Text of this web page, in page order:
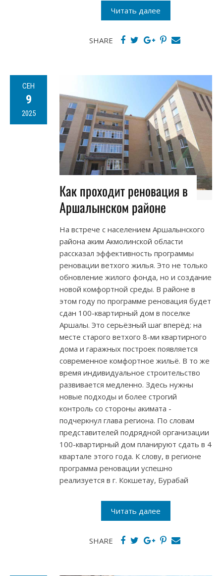
Читать далее
SHARE
СЕН
9
2025
Как проходит реновация в
Аршалынском районе
На встрече с населением Аршалынского
района аким Акмолинской области
рассказал эффективность программы
реновации ветхого жилья. Это не только
обновление жилого фонда, но и создание
новой комфортной среды. В районе в
этом году по программе реновация будет
сдан 100-квартирный дом в поселке
Аршалы. Это серьёзный шаг вперёд: на
месте старого ветхого 8-ми квартирного
дома и гаражных построек появляется
современное комфортное жильё. В то же
время индивидуальное строительство
развивается медленно. Здесь нужны
новые подходы и более строгий
контроль со стороны акимата -
подчеркнул глава региона. По словам
представителей подрядной организации
100-квартирный дом планируют сдать в 4
квартале этого года. К слову, в регионе
программа реновации успешно
реализуется в г. Кокшетау, Бурабай
Читать далее
SHARE